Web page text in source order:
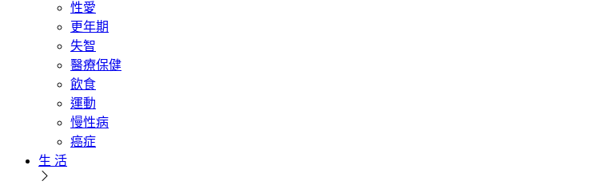
性愛
更年期
失智
醫療保健
飲食
運動
慢性病
癌症
生 活